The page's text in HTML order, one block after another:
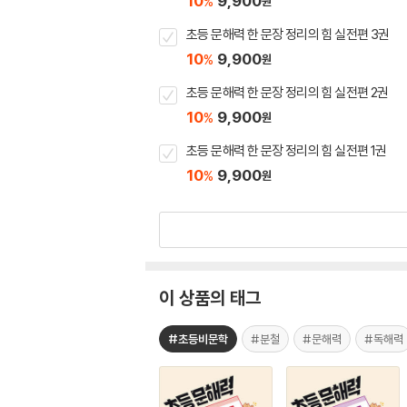
초등 문해력 한 문장 정리의 힘 실전편 3권
10% 9,900원
초등 문해력 한 문장 정리의 힘 실전편 2권
10% 9,900원
초등 문해력 한 문장 정리의 힘 실전편 1권
10% 9,900원
이 상품의 태그
#초등비문학 #분철 #문해력 #독해력